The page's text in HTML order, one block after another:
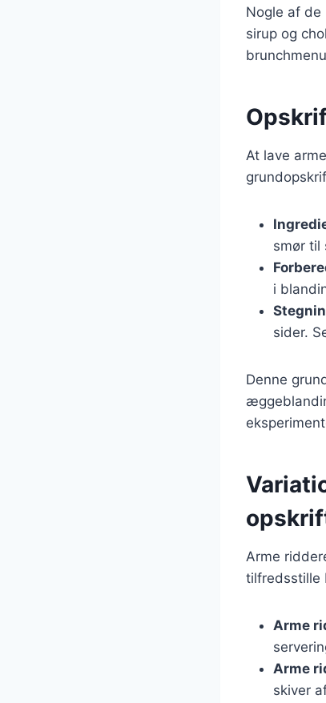
Nogle af
sirup og
At lave
smør til
i
sider.
Denne
Arme
tilfredsstille
Arme
Arme
skiver